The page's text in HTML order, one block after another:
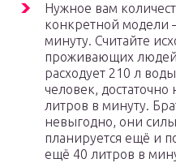
Нужное вам
конкретной модели
минуту. Считайте
проживающих
расходует 210 л
человек,
литров в минуту.
невыгодно, они
планируется ещё и
ещё 40 литров в